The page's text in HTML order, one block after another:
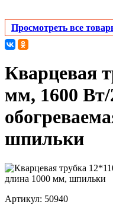
Просмотреть все
Кварцевая
мм, 1600
шпильки
Артикул: 50940